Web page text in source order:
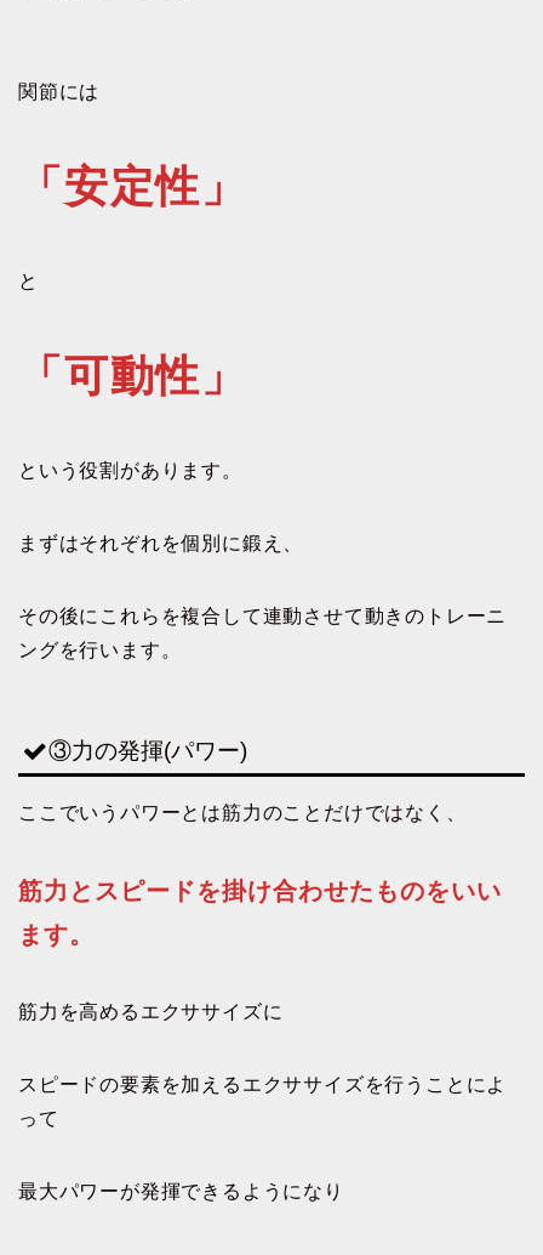
関節には
「安定性」
と
「可動性」
という役割があります。
まずはそれぞれを個別に鍛え、
その後にこれらを複合して連動させて動きのトレーニ
ングを行います。
③力の発揮(パワー)
ここでいうパワーとは筋力のことだけではなく、
筋力とスピードを掛け合わせたものをいい
ます。
筋力を高めるエクササイズに
スピードの要素を加えるエクササイズを行うことによ
って
最大パワーが発揮できるようになり